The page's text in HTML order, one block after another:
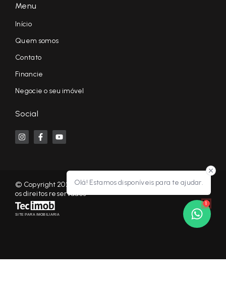
Olá! Estamos disponíveis para te ajudar.
1
Menu
Início
Quem somos
Contato
Financie
Negocie o seu imóvel
Social
© Copyright 2026 - KF NEGÓCIOS IMOBILIÁRIOS RP - Todos
os direitos reservados
SITE PARA IMOBILIARIA